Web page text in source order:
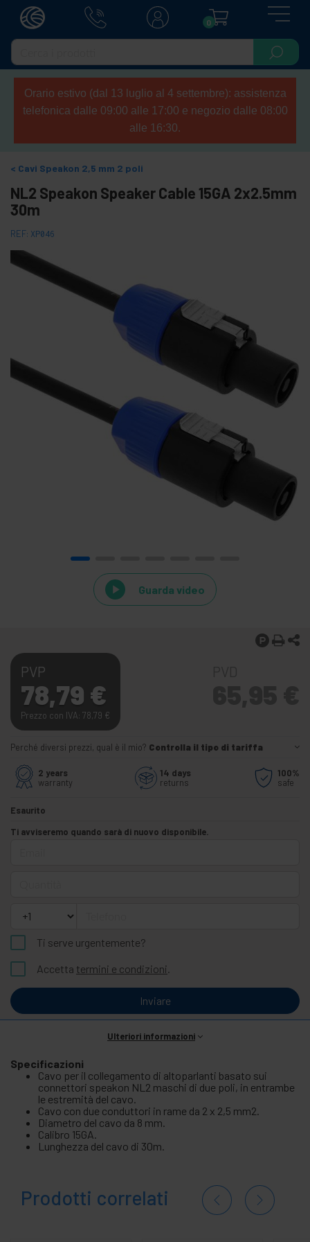
0
Orario estivo (dal 13 luglio al 4 settembre): assistenza
telefonica dalle 09:00 alle 17:00 e negozio dalle 08:00
alle 16:30.
Cavi Speakon 2,5 mm 2 poli
NL2 Speakon Speaker Cable 15GA 2x2.5mm
30m
REF: XP046
Guarda video
PVP
78,79 €
Prezzo con IVA: 78,79 €
Perché diversi prezzi, qual è il mio? Controlla il tipo di tariffa
2 years
warranty
14 days
returns
100%
safe
Esaurito
Ti avviseremo quando sarà di nuovo disponibile.
Ti serve urgentemente?
Accetta termini e condizioni.
Inviare
Ulteriori informazioni
Specificazioni
Cavo per il collegamento di altoparlanti basato sui
connettori speakon NL2 maschi di due poli, in entrambe
le estremità del cavo.
Cavo con due conduttori in rame da 2 x 2,5 mm2.
Diametro del cavo da 8 mm.
Calibro 15GA.
Lunghezza del cavo di 30m.
Prodotti correlati